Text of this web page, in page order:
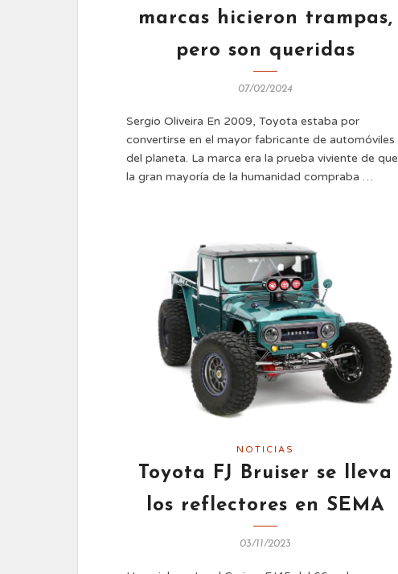
marcas hicieron trampas,
pero son queridas
07/02/2024
Sergio Oliveira En 2009, Toyota estaba por
convertirse en el mayor fabricante de automóviles
del planeta. La marca era la prueba viviente de que
la gran mayoría de la humanidad compraba …
NOTICIAS
Toyota FJ Bruiser se lleva
los reflectores en SEMA
03/11/2023